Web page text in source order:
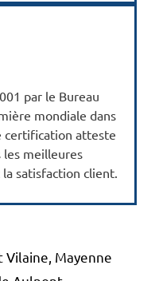
par le Bureau
mondiale dans
certification atteste
meilleures
satisfaction client.